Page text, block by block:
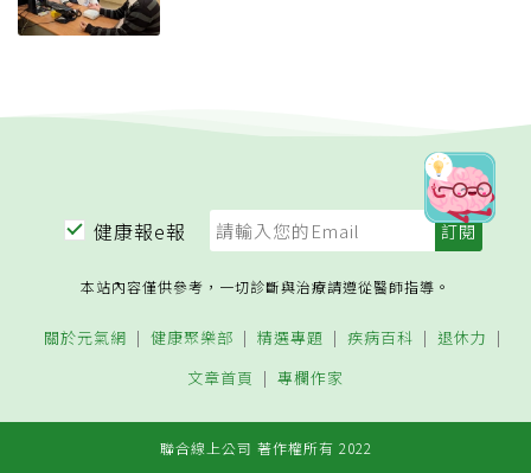
健康報e報
本站內容僅供參考，一切診斷與治療請遵從醫師指導。
關於元氣網 健康聚樂部 精選專題 疾病百科
退休力
文章首頁
專欄作家
聯合線上公司 著作權所有 2022